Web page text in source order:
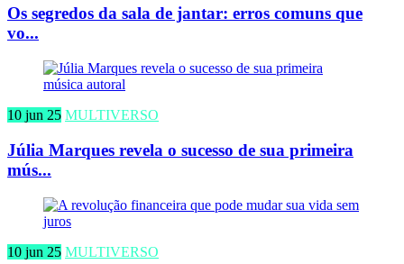
Os segredos da sala de jantar: erros comuns que
vo...
10 jun 25 MULTIVERSO
Júlia Marques revela o sucesso de sua primeira
mús...
10 jun 25 MULTIVERSO